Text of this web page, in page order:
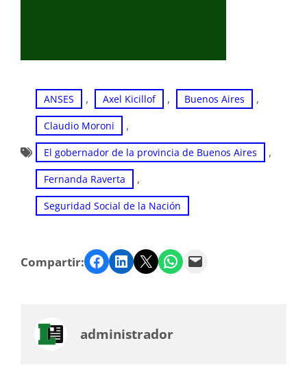
ANSES , Axel Kicillof , Buenos Aires ,
Claudio Moroni ,
El gobernador de la provincia de Buenos Aires ,
Fernanda Raverta ,
Seguridad Social de la Nación
Compartir: Facebook LinkedIn Twitter WhatsApp Email
administrador